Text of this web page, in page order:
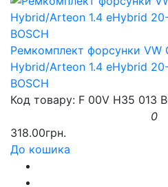
Ремкомплект форсунки VW
Hybrid/Arteon 1.4 eHybrid
BOSCH
Код товару: F 00V H35 013
0
318.00грн.
До кошика